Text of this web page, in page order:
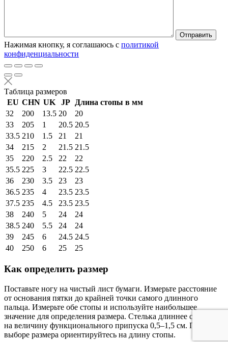
Нажимая кнопку, я соглашаюсь с политикой
конфиденциальности
Таблица размеров
EU CHN UK JP
Длина стопы в мм
32
200 13.5 20
20
33
205 1 20.5 20.5
33.5 210 1.5 21
21
34
215 2 21.5 21.5
35
220 2.5 22
22
35.5 225 3 22.5 22.5
36
230 3.5 23
23
36.5 235 4 23.5 23.5
37.5 235 4.5 23.5 23.5
38
240 5 24
24
38.5 240 5.5 24
24
39
245 6 24.5 24.5
40
250 6 25 25
Как определить размер
Поставьте ногу на чистый лист бумаги. Измерьте расстояние
от основания пятки до крайней точки самого длинного
пальца. Измерьте обе стопы и используйте наибольшее
значение для определения размера. Стелька длиннее стопы
на величину функционального припуска 0,5–1,5 см. При
выборе размера ориентируйтесь на длину стопы.